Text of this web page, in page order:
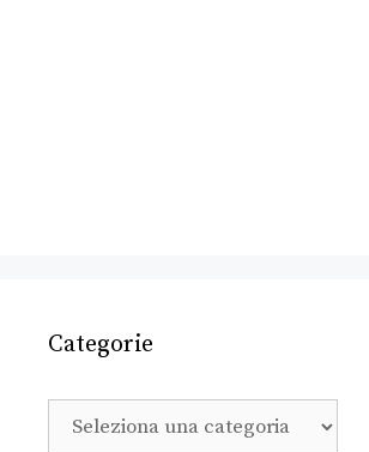
Categorie